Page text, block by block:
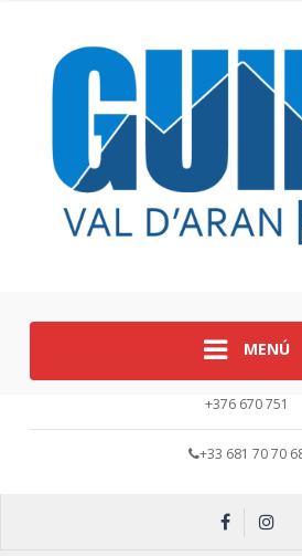
MENÚ
+376 670 751
+33 681 70 70